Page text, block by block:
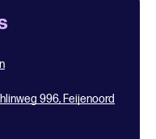
996, Feijenoord